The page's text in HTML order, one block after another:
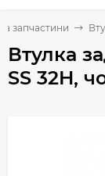
запчастини
Втулка
SS 32H,